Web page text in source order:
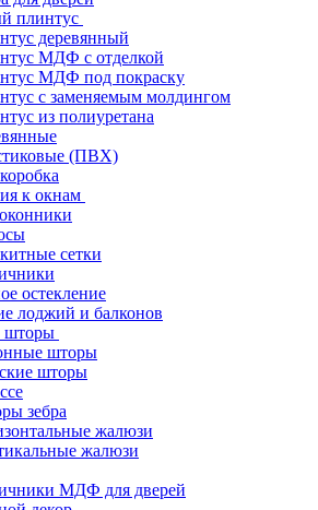
плинтус
деревянный
МДФ с отделкой
МДФ под покраску
с заменяемым молдингом
из полиуретана
(ПВХ)
к окнам
сетки
остекление
лоджий и балконов
шторы
шторы
шторы
зебра
жалюзи
жалюзи
МДФ для дверей